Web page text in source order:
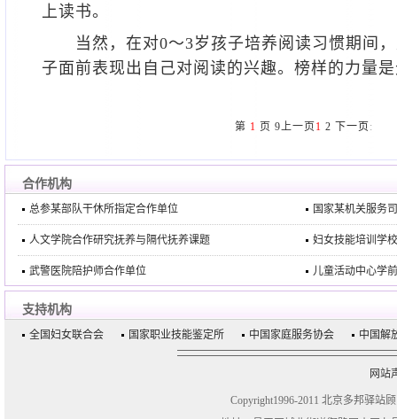
上读书。
当然，在对0～3岁孩子培养阅读习惯期间，
子面前表现出自己对阅读的兴趣。榜样的力量
第 1 页9上一页 1 2 下一页 :
合作机构
总参某部队干休所指定合作单位 国家某机关服务
人文学院合作研究抚养与隔代抚养课题 妇女技能培训学
武警医院陪护师合作单位 儿童活动中心学
支持机构
全国妇女联合会 国家职业技能鉴定所 中国家庭服务协会 中国解
网站
Copyright1996-2011 北京多邦驿站